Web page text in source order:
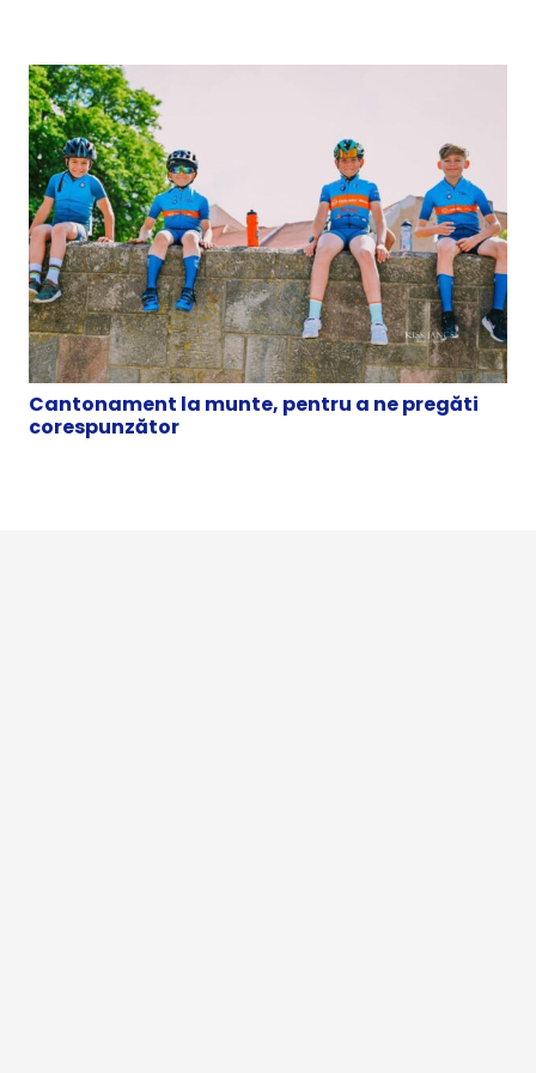
Cantonament la munte, pentru a ne pregăti
corespunzător